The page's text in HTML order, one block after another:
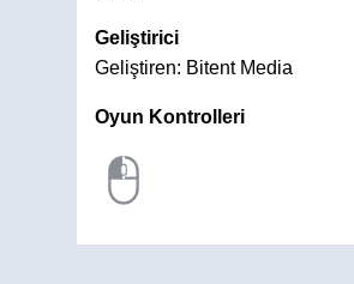
Geliştirici
Geliştiren: Bitent Media
Oyun Kontrolleri